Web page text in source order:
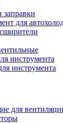
заправки
для
инструмента
инструмента
для